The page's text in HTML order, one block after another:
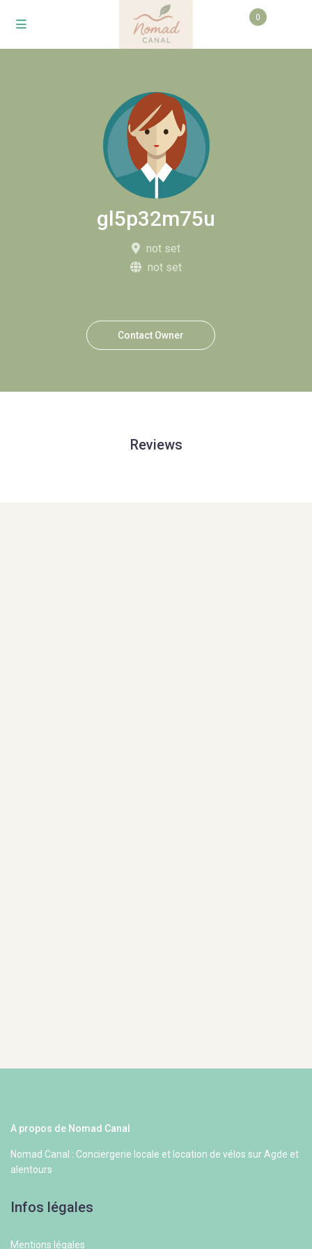
0
gl5p32m75u
not set
not set
Contact Owner
Reviews
A propos de Nomad Canal
Nomad Canal : Conciergerie locale et location de vélos sur Agde et
alentours
Infos légales
Mentions légales